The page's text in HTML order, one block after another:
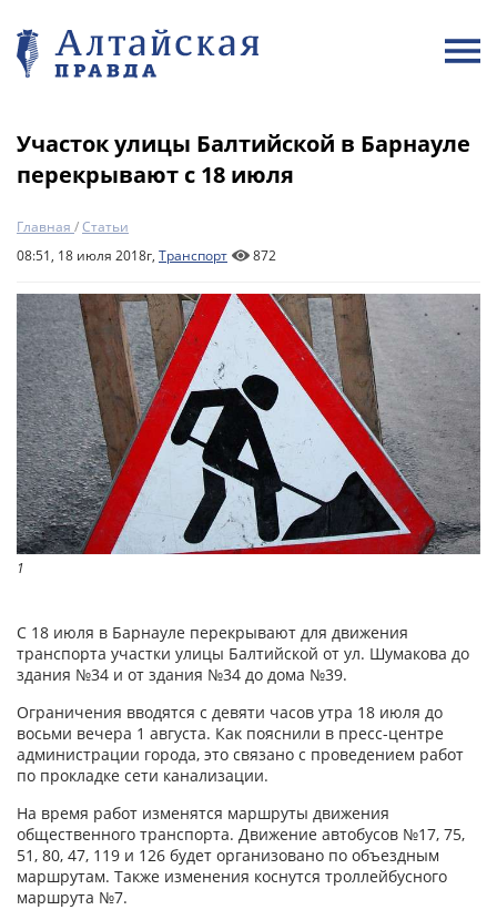
Участок улицы Балтийской в Барнауле
перекрывают с 18 июля
Главная /Статьи
08:51, 18 июля 2018г, Транспорт 872
1
С 18 июля в Барнауле перекрывают для движения
транспорта участки улицы Балтийской от ул. Шумакова до
здания №34 и от здания №34 до дома №39.
Ограничения вводятся с девяти часов утра 18 июля до
восьми вечера 1 августа. Как пояснили в пресс-центре
администрации города, это связано с проведением работ
по прокладке сети канализации.
На время работ изменятся маршруты движения
общественного транспорта. Движение автобусов №17, 75,
51, 80, 47, 119 и 126 будет организовано по объездным
маршрутам. Также изменения коснутся троллейбусного
маршрута №7.